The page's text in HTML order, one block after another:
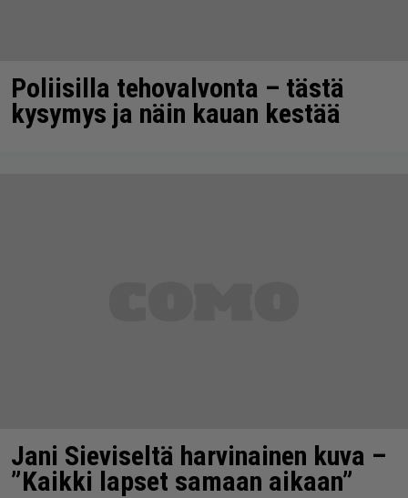
Poliisilla tehovalvonta – tästä
kysymys ja näin kauan kestää
Jani Sieviseltä harvinainen kuva –
”Kaikki lapset samaan aikaan”